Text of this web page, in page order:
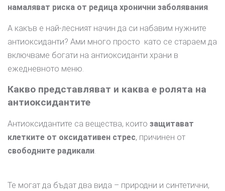
намаляват риска от редица хронични заболявания.
А какъв е най-лесният начин да си набавим нужните
антиоксиданти? Ами много просто като се стараем да
включваме богати на антиоксиданти храни в
ежедневното меню.
Какво представляват и каква е ролята на
антиоксидантите
Антиоксидантите са вещества, които защитават
клетките от оксидативен стрес, причинен от
свободните радикали.
Те могат да бъдат два вида – природни и синтетични,